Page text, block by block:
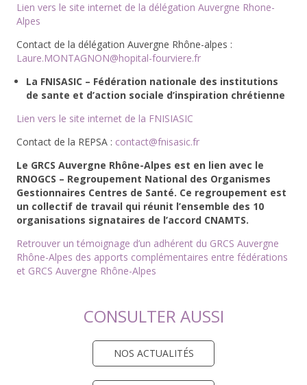
Lien vers le site internet de la délégation Auvergne Rhone-
Alpes
Contact de la délégation Auvergne Rhône-alpes :
Laure.MONTAGNON@hopital-fourviere.fr
La FNISASIC – Fédération nationale des institutions
de sante et d’action sociale d’inspiration chrétienne
Lien vers le site internet de la FNISIASIC
Contact de la REPSA : contact@fnisasic.fr
Le GRCS Auvergne Rhône-Alpes est en lien avec le
RNOGCS – Regroupement National des Organismes
Gestionnaires Centres de Santé. Ce regroupement est
un collectif de travail qui réunit l’ensemble des 10
organisations signataires de l’accord CNAMTS.
Retrouver un témoignage d’un adhérent du GRCS Auvergne
Rhône-Alpes des apports complémentaires entre fédérations
et GRCS Auvergne Rhône-Alpes
CONSULTER AUSSI
NOS ACTUALITÉS